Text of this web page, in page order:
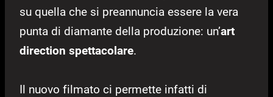
su quella che si preannuncia essere la vera
punta di diamante della produzione: un’art
direction spettacolare.
Il nuovo filmato ci permette infatti di